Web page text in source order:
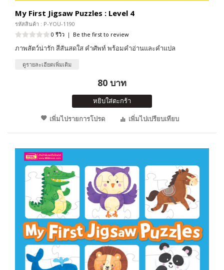
My First Jigsaw Puzzles : Level 4
รหัสสินค้า : P-YOU-1190
0 รีวิว | Be the first to review
ภาพสัตว์น่ารัก สีสันสดใส คำศัพท์ พร้อมคำอ่านและคำแปล
ดูรายละเอียดเพิ่มเติม
80 บาท
หยิบใส่ตะกร้า
เพิ่มไปรายการโปรด
เพิ่มไปเปรียบเทียบ